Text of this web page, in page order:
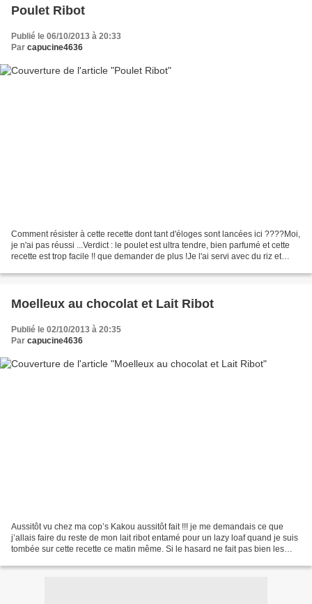
Poulet Ribot
Publié le 06/10/2013 à 20:33
Par capucine4636
Comment résister à cette recette dont tant d'éloges sont lancées ici ????Moi,
je n'ai pas réussi ...Verdict : le poulet est ultra tendre, bien parfumé et cette
recette est trop facile !! que demander de plus !Je l'ai servi avec du riz et
Moelleux au chocolat et Lait Ribot
Publié le 02/10/2013 à 20:35
Par capucine4636
Aussitôt vu chez ma cop’s Kakou aussitôt fait !!! je me demandais ce que
j’allais faire du reste de mon lait ribot entamé pour un lazy loaf quand je suis
tombée sur cette recette ce matin même. Si le hasard ne fait pas bien les